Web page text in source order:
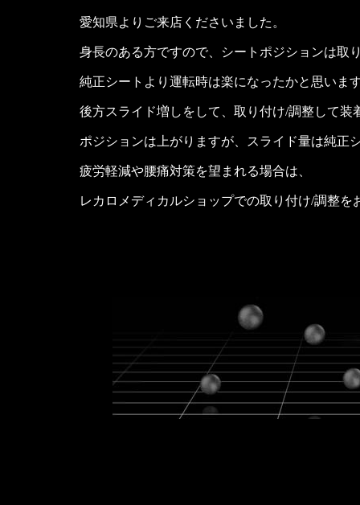
愛知県よりご来店くださいました。
身長のある方ですので、シートポジションは取
純正シートより運転時は楽になったかと思いま
後方スライド増しをして、取り付け/調整して装
ポジションは上がりますが、スライド量は純正
疲労軽減や腰痛対策を望まれる場合は、
レカロメディカルショップでの取り付け/調整を